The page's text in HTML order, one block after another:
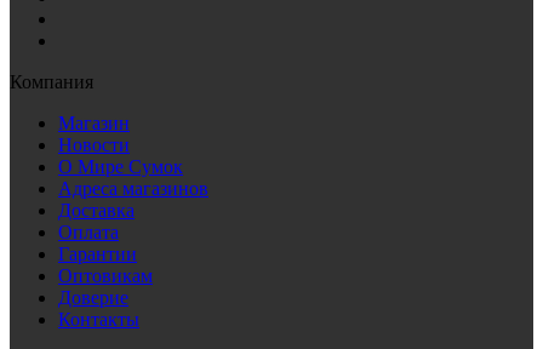
Компания
Магазин
Новости
О Мире Сумок
Адреса магазинов
Доставка
Оплата
Гарантии
Оптовикам
Доверие
Контакты